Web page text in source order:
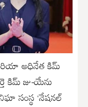
అధినేత కిమ్
కిమ్ జు-యేను
సంస్థ ‘నేషనల్